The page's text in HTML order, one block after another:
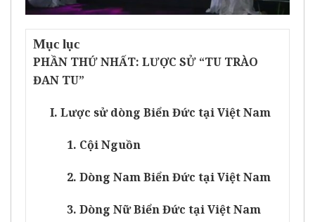
Mục lục
PHẦN THỨ NHẤT: LƯỢC SỬ “TU TRÀO
ĐAN TU”
I. Lược sử dòng Biển Đức tại Việt Nam
1. Cội Nguồn
2. Dòng Nam Biển Đức tại Việt Nam
3. Dòng Nữ Biển Đức tại Việt Nam